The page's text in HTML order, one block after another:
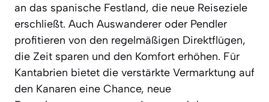
an das spanische Festland, die neue Reiseziele
erschließt. Auch Auswanderer oder Pendler
profitieren von den regelmäßigen Direktflügen,
die Zeit sparen und den Komfort erhöhen. Für
Kantabrien bietet die verstärkte Vermarktung auf
den Kanaren eine Chance, neue